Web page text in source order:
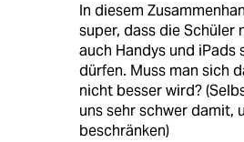
In diesem
super, dass die Schüler
auch Handys und iPads
dürfen. Muss man sich
nicht besser wird?
uns sehr schwer damit,
beschränken)